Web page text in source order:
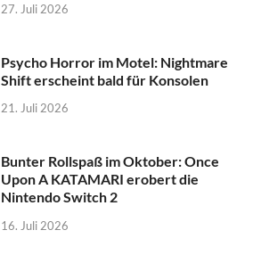
27. Juli 2026
Psycho Horror im Motel: Nightmare
Shift erscheint bald für Konsolen
21. Juli 2026
Bunter Rollspaß im Oktober: Once
Upon A KATAMARI erobert die
Nintendo Switch 2
16. Juli 2026